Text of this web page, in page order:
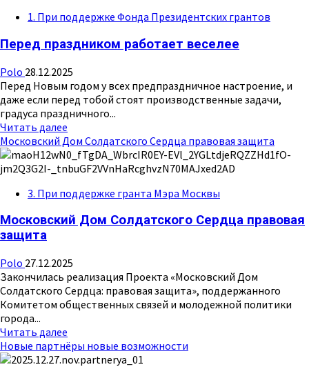
вопросы
1. При поддержке Фонда Президентских грантов
Перед праздником работает веселее
Polo 28.12.2025
Перед Новым годом у всех предпраздничное настроение, и
даже если перед тобой стоят производственные задачи,
градуса праздничного...
Читать далее
больше
о
Перед
работает
Московский Дом Солдатского Сердца правовая защита
3. При поддержке гранта Мэра Москвы
Московский Дом Солдатского Сердца правовая
защита
Polo 27.12.2025
Закончилась реализация Проекта «Московский Дом
Солдатского Сердца: правовая защита», поддержанного
Комитетом общественных связей и молодежной политики
города...
Читать далее
больше
о
Новые партнёры новые возможности